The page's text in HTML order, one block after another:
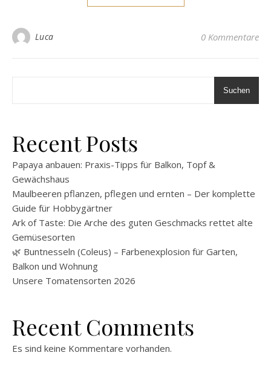
Luca 0 Kommentare
Suchen
Recent Posts
Papaya anbauen: Praxis-Tipps für Balkon, Topf &
Gewächshaus
Maulbeeren pflanzen, pflegen und ernten – Der komplette
Guide für Hobbygärtner
Ark of Taste: Die Arche des guten Geschmacks rettet alte
Gemüsesorten
🌿 Buntnesseln (Coleus) – Farbenexplosion für Garten,
Balkon und Wohnung
Unsere Tomatensorten 2026
Recent Comments
Es sind keine Kommentare vorhanden.